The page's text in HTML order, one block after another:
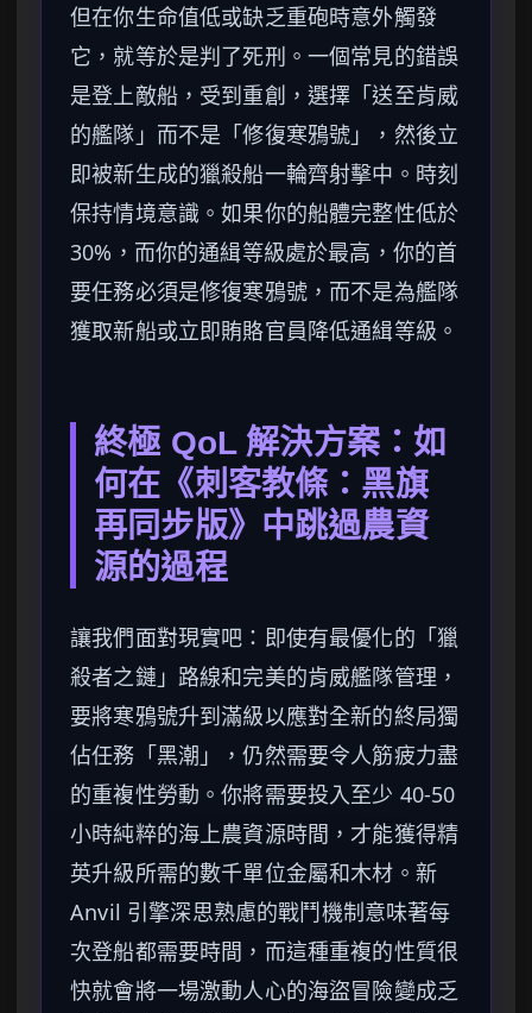
但在你生命值低或缺乏重砲時意外觸發
它，就等於是判了死刑。一個常見的錯誤
是登上敵船，受到重創，選擇「送至肯威
的艦隊」而不是「修復寒鴉號」，然後立
即被新生成的獵殺船一輪齊射擊中。時刻
保持情境意識。如果你的船體完整性低於
30%，而你的通緝等級處於最高，你的首
要任務必須是修復寒鴉號，而不是為艦隊
獲取新船或立即賄賂官員降低通緝等級。
終極 QoL 解決方案：如
何在《刺客教條：黑旗
再同步版》中跳過農資
源的過程
讓我們面對現實吧：即使有最優化的「獵
殺者之鏈」路線和完美的肯威艦隊管理，
要將寒鴉號升到滿級以應對全新的終局獨
佔任務「黑潮」，仍然需要令人筋疲力盡
的重複性勞動。你將需要投入至少 40-50
小時純粹的海上農資源時間，才能獲得精
英升級所需的數千單位金屬和木材。新
Anvil 引擎深思熟慮的戰鬥機制意味著每
次登船都需要時間，而這種重複的性質很
快就會將一場激動人心的海盜冒險變成乏